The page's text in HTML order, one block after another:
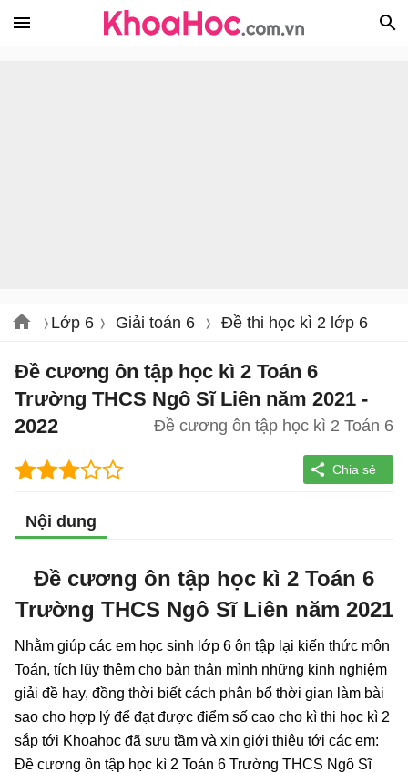
Lớp 6 Giải toán 6 Đề thi học kì 2 lớp 6
Đề cương ôn tập học kì 2 Toán 6
Trường THCS Ngô Sĩ Liên năm 2021 -
2022
Đề cương ôn tập học kì 2 Toán 6
Nội dung
Đề cương ôn tập học kì 2 Toán 6
Trường THCS Ngô Sĩ Liên năm 2021
Nhằm giúp các em học sinh lớp 6 ôn tập lại kiến thức môn
Toán, tích lũy thêm cho bản thân mình những kinh nghiệm
giải đề hay, đồng thời biết cách phân bổ thời gian làm bài
sao cho hợp lý để đạt được điểm số cao cho kì thi học kì 2
sắp tới Khoahoc đã sưu tầm và xin giới thiệu tới các em:
Đề cương ôn tập học kì 2 Toán 6 Trường THCS Ngô Sĩ